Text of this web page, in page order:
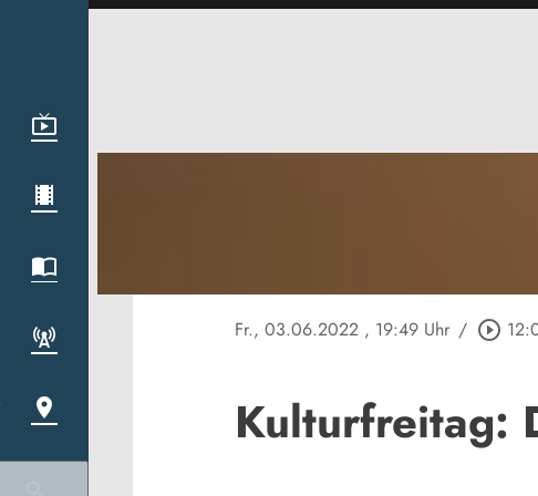
Fr., 03.06.2022 , 19:49 Uhr / play_circle_outline
Kulturfreitag: